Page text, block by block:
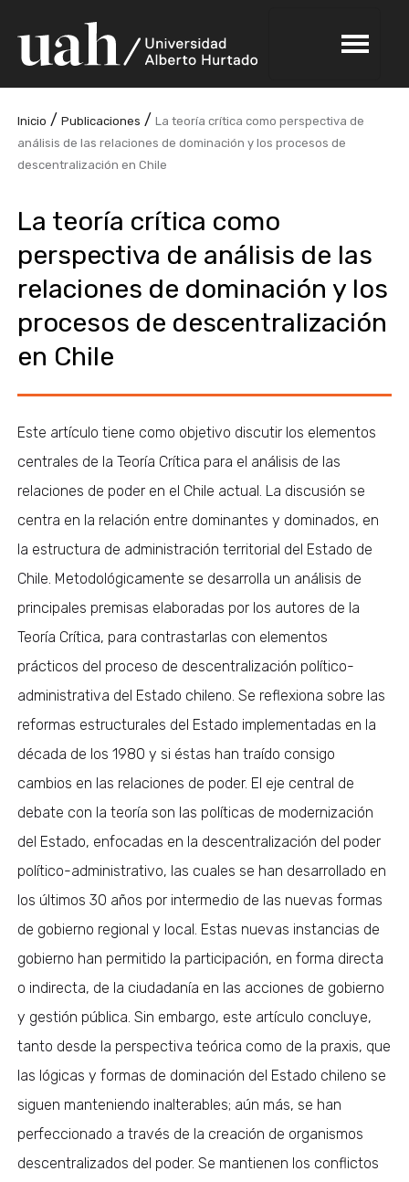
Inicio /Publicaciones /La teoría crítica como perspectiva de
análisis de las relaciones de dominación y los procesos de
descentralización en Chile
La teoría crítica como
perspectiva de análisis de las
relaciones de dominación y los
procesos de descentralización
en Chile
Este artículo tiene como objetivo discutir los elementos
centrales de la Teoría Crítica para el análisis de las
relaciones de poder en el Chile actual. La discusión se
centra en la relación entre dominantes y dominados, en
la estructura de administración territorial del Estado de
Chile. Metodológicamente se desarrolla un análisis de
principales premisas elaboradas por los autores de la
Teoría Crítica, para contrastarlas con elementos
prácticos del proceso de descentralización político-
administrativa del Estado chileno. Se reflexiona sobre las
reformas estructurales del Estado implementadas en la
década de los 1980 y si éstas han traído consigo
cambios en las relaciones de poder. El eje central de
debate con la teoría son las políticas de modernización
del Estado, enfocadas en la descentralización del poder
político-administrativo, las cuales se han desarrollado en
los últimos 30 años por intermedio de las nuevas formas
de gobierno regional y local. Estas nuevas instancias de
gobierno han permitido la participación, en forma directa
o indirecta, de la ciudadanía en las acciones de gobierno
y gestión pública. Sin embargo, este artículo concluye,
tanto desde la perspectiva teórica como de la praxis, que
las lógicas y formas de dominación del Estado chileno se
siguen manteniendo inalterables; aún más, se han
perfeccionado a través de la creación de organismos
descentralizados del poder. Se mantienen los conflictos